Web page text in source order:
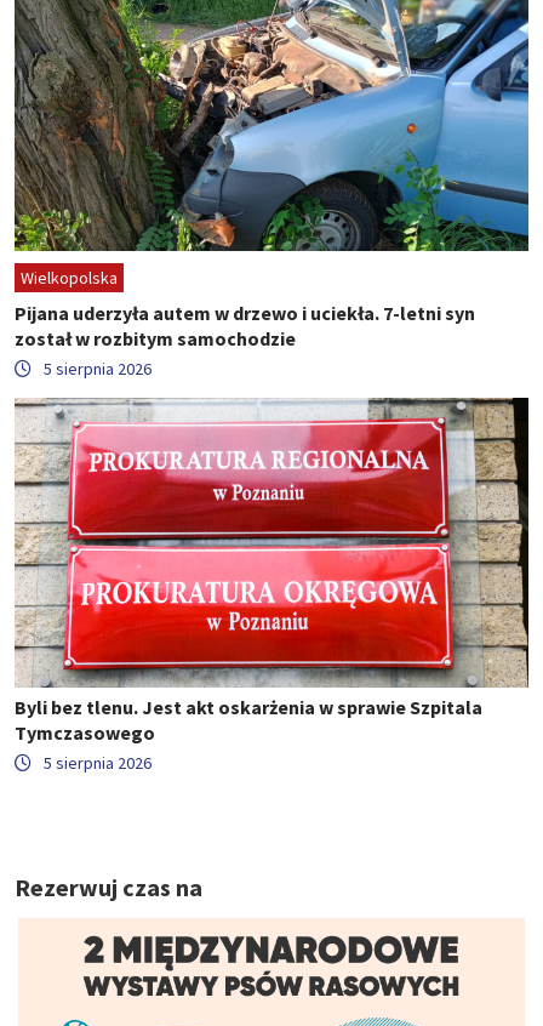
Wielkopolska
Pijana uderzyła autem w drzewo i uciekła. 7-letni syn
został w rozbitym samochodzie
5 sierpnia 2026
Byli bez tlenu. Jest akt oskarżenia w sprawie Szpitala
Tymczasowego
5 sierpnia 2026
Rezerwuj czas na